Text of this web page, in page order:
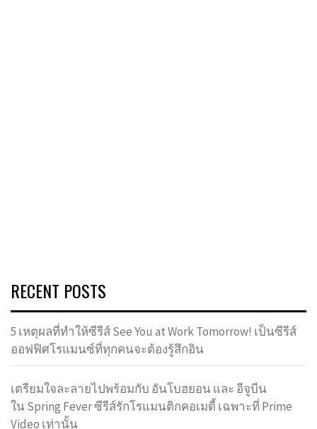
RECENT POSTS
5 เหตุผลที่ทำให้ซีรีส์ See You at Work Tomorrow! เป็นซีรีส์
ออฟฟิศโรแมนซ์ที่ทุกคนจะต้องรู้สึกอิน
เตรียมใจละลายไปพร้อมกับ อันโบฮยอน และ อีจูบีน
ใน Spring Fever ซีรีส์รักโรแมนติกคอเมดี้ เฉพาะที่ Prime
Video เท่านั้น